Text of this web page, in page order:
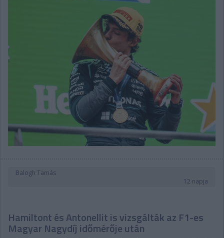
Balogh Tamás
12 napja
Hamiltont és Antonellit is vizsgálták az F1-es
Magyar Nagydíj időmérője után